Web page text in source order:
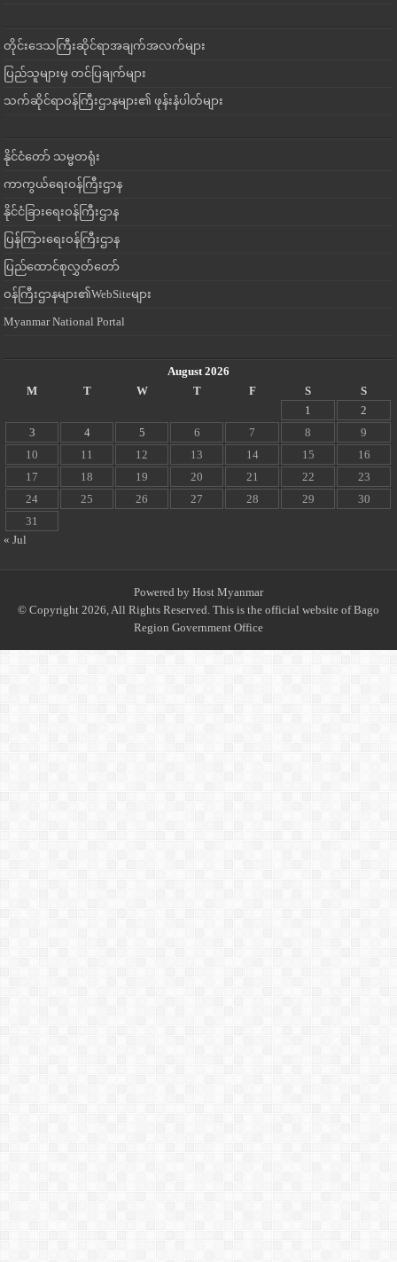
တိုင်းဒေသကြီးဆိုင်ရာအချက်အလက်များ
ပြည်သူများမှ တင်ပြချက်များ
သက်ဆိုင်ရာဝန်ကြီးဌာနများ၏ ဖုန်းနံပါတ်များ
နိုင်ငံတော် သမ္မတရုံး
ကာကွယ်ရေးဝန်ကြီးဌာန
နိုင်ငံခြားရေးဝန်ကြီးဌာန
ပြန်ကြားရေးဝန်ကြီးဌာန
ပြည်ထောင်စုလွှတ်တော်
ဝန်ကြီးဌာနများ၏WebSiteများ
Myanmar National Portal
August 2026
M
T W T F S
S
1
2
3
4 5 6 7 8
9
10
11 12 13 14 15
16
17
18 19 20 21 22
23
24
25 26 27 28 29
30
31
« Jul
Powered by Host Myanmar
© Copyright 2026, All Rights Reserved. This is the official website of Bago
Region Government Office